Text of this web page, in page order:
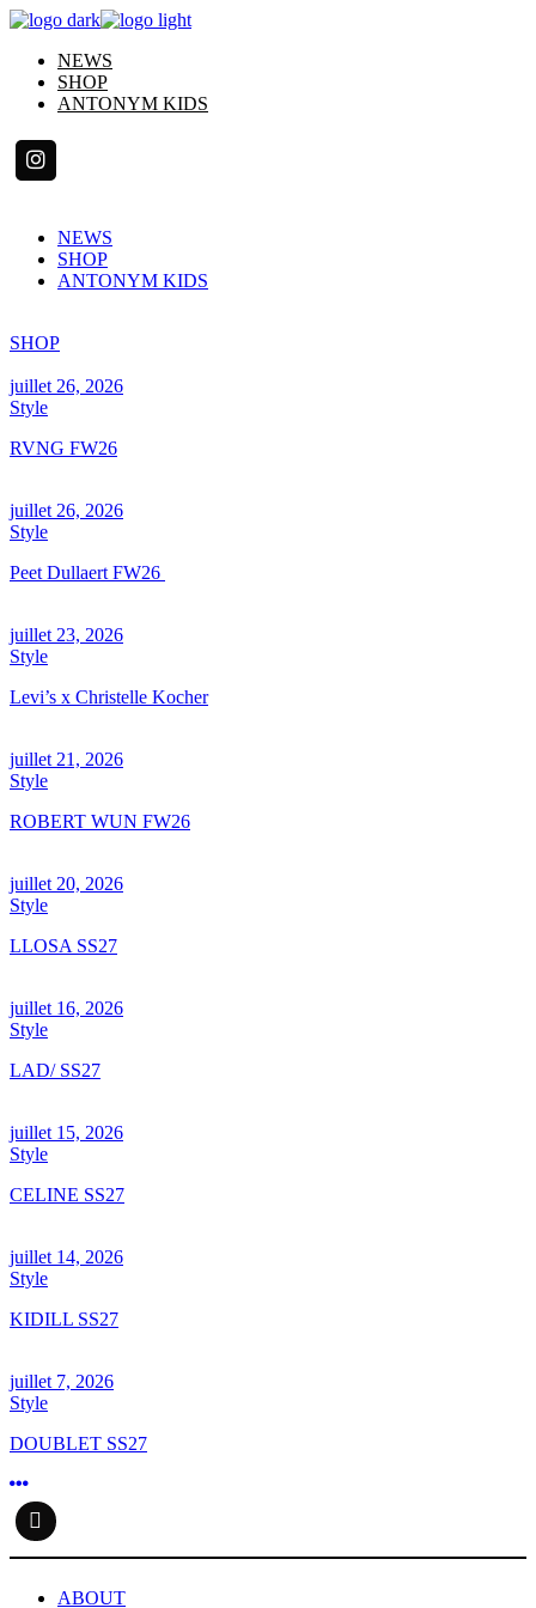
Skip
content
NEWS
SHOP
ANTONYM KIDS
NEWS
SHOP
ANTONYM KIDS
SHOP
juillet 26, 2026
Style
RVNG FW26
juillet 26, 2026
Style
Peet Dullaert FW26
juillet 23, 2026
Style
Levi’s x Christelle Kocher
juillet 21, 2026
Style
ROBERT WUN FW26
juillet 20, 2026
Style
LLOSA SS27
juillet 16, 2026
Style
LAD/ SS27
juillet 15, 2026
Style
CELINE SS27
juillet 14, 2026
Style
KIDILL SS27
juillet 7, 2026
Style
DOUBLET SS27
ABOUT